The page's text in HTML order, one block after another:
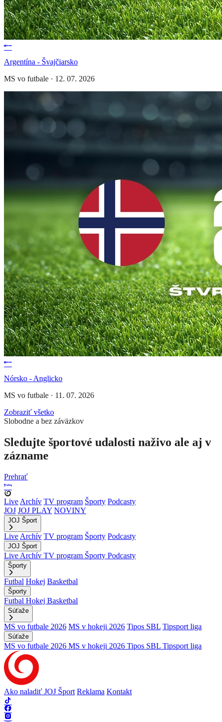
Argentína - Švajčiarsko
MS vo futbale · 12. 07. 2026
Nórsko - Anglicko
MS vo futbale · 11. 07. 2026
Zobraziť všetko
Slobodne a bez záväzkov
Sledujte športové udalosti naživo ale aj v
zázname
Prehrať
Live Archív TV program Športy Podcasty
JOJ JOJ PLAY NOVINY
JOJ Šport
Live Archív TV program Športy Podcasty
JOJ Šport
Live Archív TV program Športy Podcasty
Športy
Futbal Hokej Basketbal
Športy
Futbal Hokej Basketbal
Súťaže
MS vo futbale 2026 MS v hokeji 2026 Tipos SBL Tipsport liga
Súťaže
MS vo futbale 2026 MS v hokeji 2026 Tipos SBL Tipsport liga
Ako naladiť JOJ Šport Reklama Kontakt